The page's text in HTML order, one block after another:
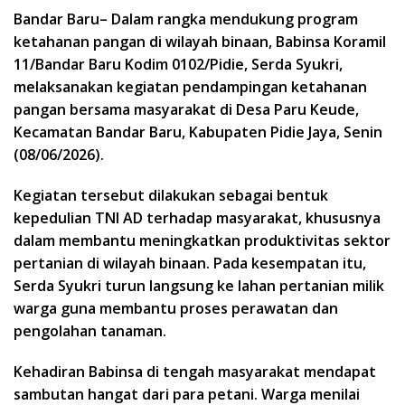
Bandar Baru– Dalam rangka mendukung program
ketahanan pangan di wilayah binaan, Babinsa Koramil
11/Bandar Baru Kodim 0102/Pidie, Serda Syukri,
melaksanakan kegiatan pendampingan ketahanan
pangan bersama masyarakat di Desa Paru Keude,
Kecamatan Bandar Baru, Kabupaten Pidie Jaya, Senin
(08/06/2026).
Kegiatan tersebut dilakukan sebagai bentuk
kepedulian TNI AD terhadap masyarakat, khususnya
dalam membantu meningkatkan produktivitas sektor
pertanian di wilayah binaan. Pada kesempatan itu,
Serda Syukri turun langsung ke lahan pertanian milik
warga guna membantu proses perawatan dan
pengolahan tanaman.
Kehadiran Babinsa di tengah masyarakat mendapat
sambutan hangat dari para petani. Warga menilai